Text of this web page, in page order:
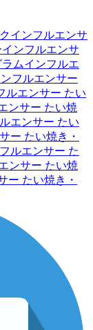
インフルエンサ
ンフルエンサ
ムインフルエ
フルエンサー
ルエンサー たい
ンサー たい焼
エンサー たい
ー たい焼き・
ルエンサー た
ンサー たい焼
ー たい焼き・